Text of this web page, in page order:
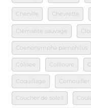
Chenille Chevrette
Clématite sauvage
Coenonympha pamphilus
Colisee Collioure
Coquillage Cornouiller
Coucher de soleil